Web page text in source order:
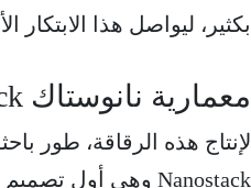
بكثير، ليواصل هذا
معمارية نانوستاك Nanostack اختراق صناعي في تصميم الرقائق